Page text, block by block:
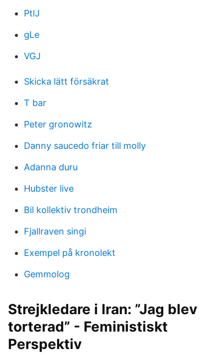
PtlJ
gLe
VGJ
Skicka lätt försäkrat
T bar
Peter gronowitz
Danny saucedo friar till molly
Adanna duru
Hubster live
Bil kollektiv trondheim
Fjallraven singi
Exempel på kronolekt
Gemmolog
Strejkledare i Iran: ”Jag blev
torterad” - Feministiskt
Perspektiv